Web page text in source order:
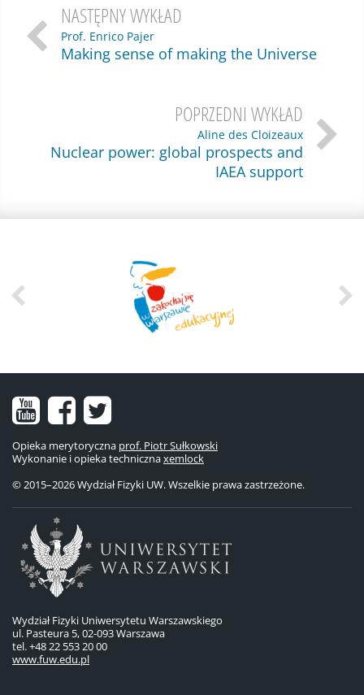
NASTĘPNY WYKŁAD
Prof. Enrico Pajer
Making sense of making the Universe
POPRZEDNI WYKŁAD
Aline des Cloizeaux
Nuclear power: global prospects and
IAEA support
Nasz
kanał
na
YouTube
Nasz
fanpage
na
Facebooku
Nasze
konto
na
Twitterze
Opieka merytoryczna prof. Piotr Sułkowski
Wykonanie i opieka technicznaxemlock
© 2015–2026 Wydział Fizyki UW. Wszelkie prawa zastrzeżone.
Wydział Fizyki Uniwersytetu Warszawskiego
ul. Pasteura 5, 02-093 Warszawa
tel. +48 22 553 20 00
www.fuw.edu.pl